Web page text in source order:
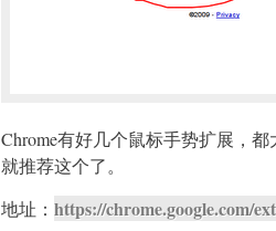
Chrome有好几个鼠标手势扩展，
就推荐这个了。
地址： https://chrome.google.com/